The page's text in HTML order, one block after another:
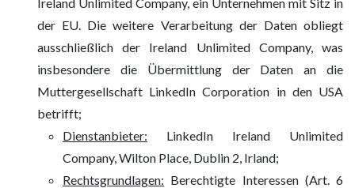
der EU. Die weitere Verarbeitung der Daten obliegt
ausschließlich der Ireland Unlimited Company, was
insbesondere die Übermittlung der Daten an die
Muttergesellschaft LinkedIn Corporation in den USA
betrifft;
Dienstanbieter: LinkedIn Ireland Unlimited
Company, Wilton Place, Dublin 2, Irland;
Rechtsgrundlagen: Berechtigte Interessen (Art. 6